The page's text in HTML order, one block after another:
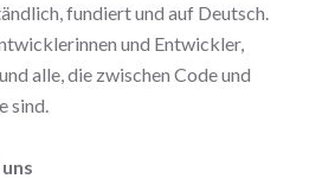
fundiert und auf Deutsch.
und Entwickler,
alle, die zwischen Code und
sind.